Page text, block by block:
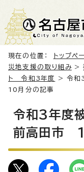
現在の位置： トップペ
災地支援の取り組み>
ト 令和3年度
> 令和
10月分の記事
令和3年度
前高田市